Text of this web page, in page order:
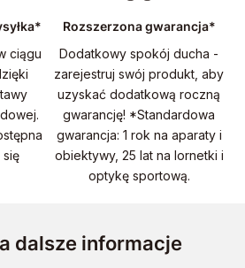
ciągu
się
Rozszerzona gwarancja*
Dodatkowy spokój ducha -
zarejestruj swój produkt, aby
uzyskać dodatkową roczną
gwarancję! *Standardowa
gwarancja: 1 rok na aparaty i
obiektywy, 25 lat na lornetki i
optykę sportową.
dalsze informacje